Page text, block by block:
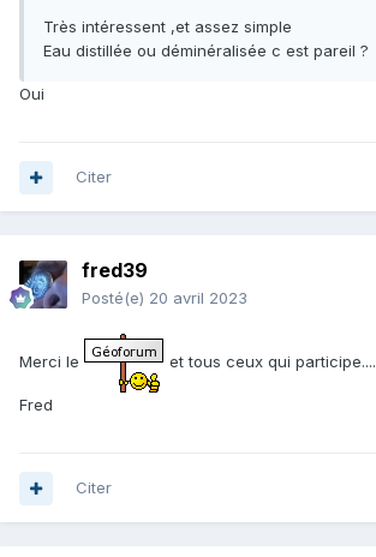
Très intéressent ,et assez simple
Eau distillée ou déminéralisée c est pareil ?
Oui
Citer
fred39
Posté(e) 20 avril 2023
Merci le et tous ceux qui participe....
Fred
Citer